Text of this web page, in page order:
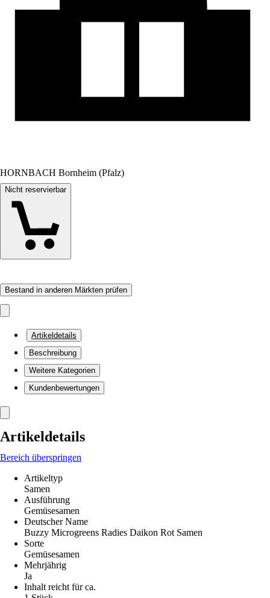
HORNBACH Bornheim (Pfalz)
Nicht reservierbar
Bestand in anderen Märkten prüfen
Artikeldetails
Beschreibung
Weitere Kategorien
Kundenbewertungen
Artikeldetails
Bereich überspringen
Artikeltyp
Samen
Ausführung
Gemüsesamen
Deutscher Name
Buzzy Microgreens Radies Daikon Rot Samen
Sorte
Gemüsesamen
Mehrjährig
Ja
Inhalt reicht für ca.